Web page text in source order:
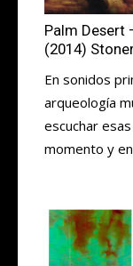
Palm Desert
(2014)
En sonidos
arqueología
escuchar
momento y en